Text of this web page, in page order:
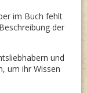
im Buch fehlt
der
und
um ihr Wissen